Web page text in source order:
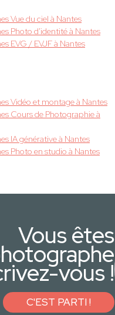
Vue du ciel à Nantes
Photo d'identité à Nantes
EVG / EVJF à Nantes
Vidéo et montage à Nantes
Cours de Photographie à
IA générative à Nantes
Photo en studio à Nantes
Vous êtes
vous !
C'EST PARTI !